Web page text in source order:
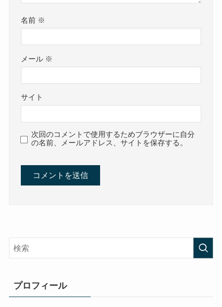
名前 ※
メール ※
サイト
次回のコメントで使用するためブラウザーに自分
の名前、メールアドレス、サイトを保存する。
プロフィール